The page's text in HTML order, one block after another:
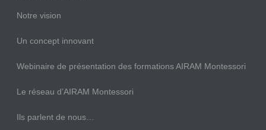
Notre vision
Un concept innovant
Webinaire de présentation des formations AIRAM Montessori
Le réseau d’AIRAM Montessori
Ils parlent de nous…